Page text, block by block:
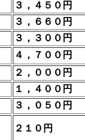
３，４５０円
３，６６０円
３，３００円
４，７００円
２，０００円
１，４００円
３，０５０円
２１０円